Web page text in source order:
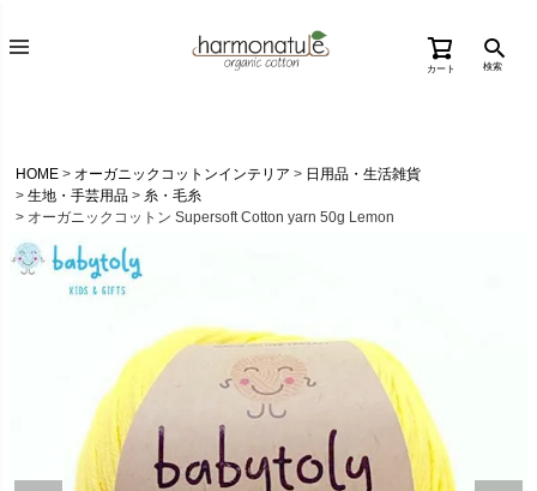
カート 検索
HOME オーガニックコットンインテリア
日用品・生活雑貨
生地・手芸用品
糸・毛糸
オーガニックコットン Supersoft Cotton yarn 50g Lemon